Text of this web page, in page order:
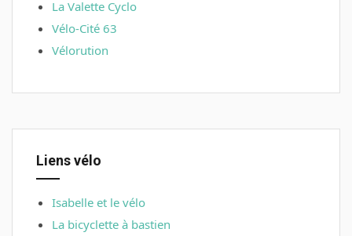
La Valette Cyclo
Vélo-Cité 63
Vélorution
Liens vélo
Isabelle et le vélo
La bicyclette à bastien